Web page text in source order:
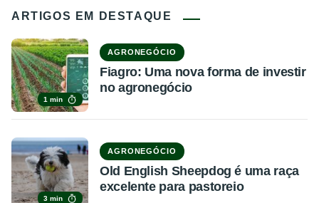
ARTIGOS EM DESTAQUE
1 min
AGRONEGÓCIO
Fiagro: Uma nova forma de investir
no agronegócio
3 min
AGRONEGÓCIO
Old English Sheepdog é uma raça
excelente para pastoreio